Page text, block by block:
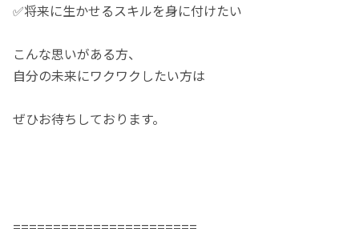
✅将来に生かせるスキルを身に付けたい
こんな思いがある方、
自分の未来にワクワクしたい方は
ぜひお待ちしております。